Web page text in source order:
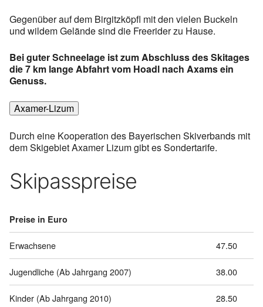
Gegenüber auf dem Birgitzköpfl mit den vielen Buckeln
und wildem Gelände sind die Freerider zu Hause.
Bei guter Schneelage ist zum Abschluss des Skitages
die 7 km lange Abfahrt vom Hoadl nach Axams ein
Genuss.
Axamer-Lizum
Durch eine Kooperation des Bayerischen Skiverbands mit
dem Skigebiet Axamer Lizum gibt es Sondertarife.
Skipasspreise
Preise in Euro
Erwachsene 47.50
Jugendliche (Ab Jahrgang 2007) 38.00
Kinder (Ab Jahrgang 2010) 28.50